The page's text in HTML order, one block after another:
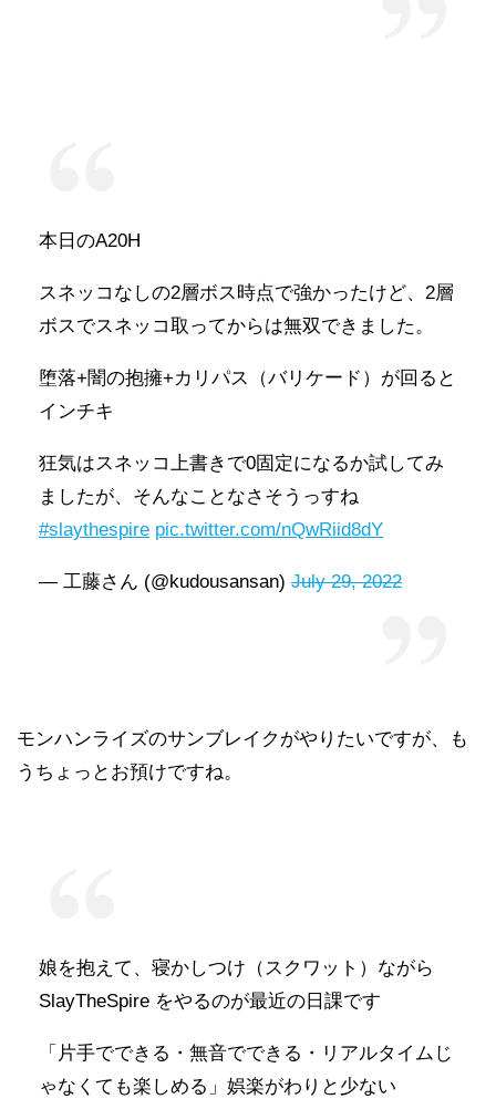
本日のA20H
スネッコなしの2層ボス時点で強かったけど、2層
ボスでスネッコ取ってからは無双できました。
堕落+闇の抱擁+カリパス（バリケード）が回ると
インチキ
狂気はスネッコ上書きで0固定になるか試してみ
ましたが、そんなことなさそうっすね
#slaythespire pic.twitter.com/nQwRiid8dY
— 工藤さん (@kudousansan) July 29, 2022
モンハンライズのサンブレイクがやりたいですが、も
うちょっとお預けですね。
娘を抱えて、寝かしつけ（スクワット）ながら
SlayTheSpire をやるのが最近の日課です
「片手でできる・無音でできる・リアルタイムじ
ゃなくても楽しめる」娯楽がわりと少ない